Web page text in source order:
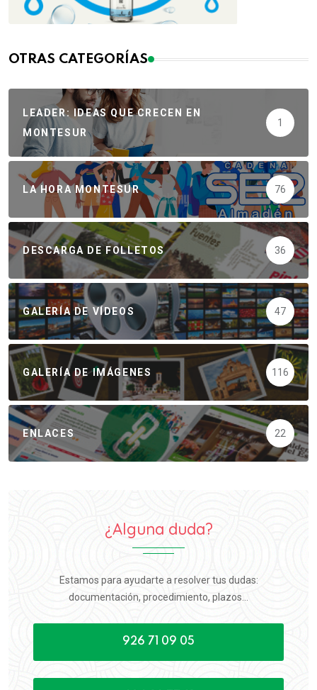
OTRAS CATEGORÍAS
LEADER: IDEAS QUE CRECEN EN
MONTESUR
1
LA HORA MONTESUR 76
DESCARGA DE FOLLETOS 36
GALERÍA DE VÍDEOS 47
GALERÍA DE IMÁGENES 116
ENLACES 22
¿Alguna duda?
Estamos para ayudarte a resolver tus dudas:
documentación, procedimiento, plazos...
926 71 09 05